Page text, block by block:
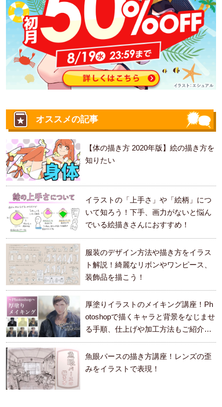
オススメの記事
【体の描き方 2020年版】絵の描き方を
知りたい
イラストの「上手さ」や「絵柄」につ
いて知ろう！下手、画力がないと悩ん
でいる絵描きさんにおすすめ！
服装のデザイン方法や描き方をイラス
ト解説！綺麗なリボンやワンピース、
装飾品を描こう！
厚塗りイラストのメイキング講座！Ph
otoshopで描くキャラと背景をなじませ
る手順、仕上げや加工方法もご紹介し
ます。
魚眼パースの描き方講座！レンズの歪
みをイラストで表現！